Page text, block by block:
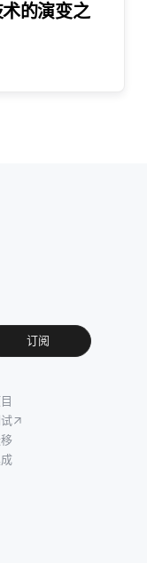
的演变之
订阅